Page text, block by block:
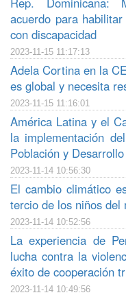
acuerdo para
con discapacidad
2023-11-15 11:17:13
Adela Cortina en la
es global y necesita
2023-11-15 11:16:01
América Latina y el
la implementación
Población y
2023-11-14 10:56:30
El cambio climático
tercio de los niños del
2023-11-14 10:52:56
La experiencia de
lucha contra la
éxito de cooperación
2023-11-14 10:49:56